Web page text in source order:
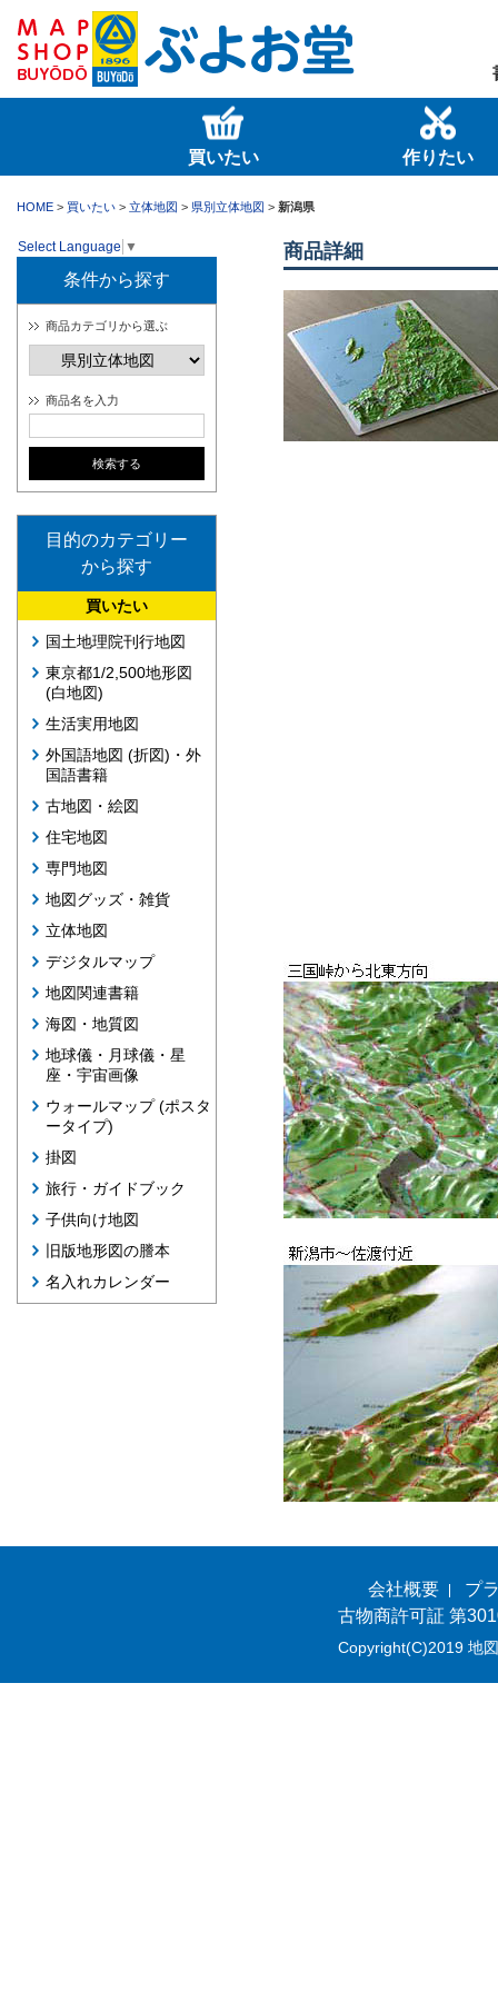
買いたい 作りたい
HOME > 買いたい > 立体地図 > 県別立体地図 > 新潟県
Select Language ▼
条件から探す
商品カテゴリから選ぶ
商品名を入力
目的のカテゴリー
から探す
買いたい
国土地理院刊行地図
東京都1/2,500地形図
(白地図)
生活実用地図
外国語地図 (折図)・外
国語書籍
古地図・絵図
住宅地図
専門地図
地図グッズ・雑貨
立体地図
デジタルマップ
地図関連書籍
海図・地質図
地球儀・月球儀・星
座・宇宙画像
ウォールマップ (ポスタ
ータイプ)
掛図
旅行・ガイドブック
子供向け地図
旧版地形図の謄本
名入れカレンダー
商品詳細
会社概要
プ
古物商許可証 第
Copyright(C)2019 地